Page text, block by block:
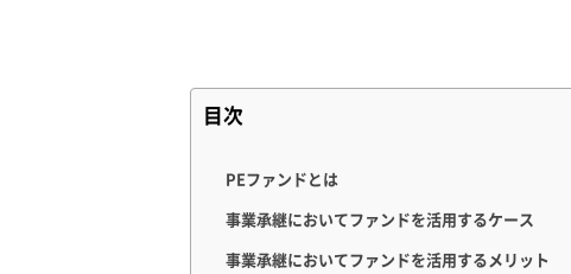
目次
PEファンドとは
事業承継においてファンドを活用するケース
事業承継においてファンドを活用するメリット